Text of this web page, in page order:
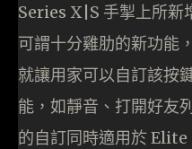
Series X|S 手掣上所新
可謂十分雞肋的新功能
就讓用家可以自訂該按
能，如靜音、打開好友
的自訂同時適用於